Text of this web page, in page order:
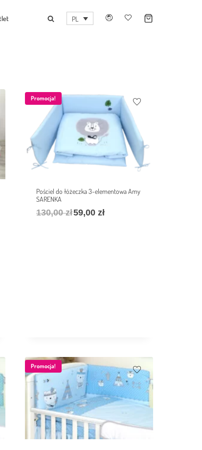
PL
Promocja!
Pościel do łóżeczka 3-elementowa Amy
SARENKA
130,00zł59,00 zł
Promocja!